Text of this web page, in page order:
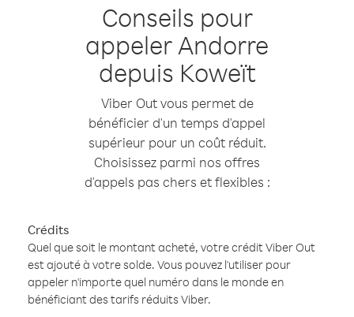
Conseils pour
appeler Andorre
depuis Koweït
Viber Out vous permet de
bénéficier d'un temps d'appel
supérieur pour un coût réduit.
Choisissez parmi nos offres
d'appels pas chers et flexibles :
Crédits
Quel que soit le montant acheté, votre crédit Viber Out
est ajouté à votre solde. Vous pouvez l'utiliser pour
appeler n'importe quel numéro dans le monde en
bénéficiant des tarifs réduits Viber.